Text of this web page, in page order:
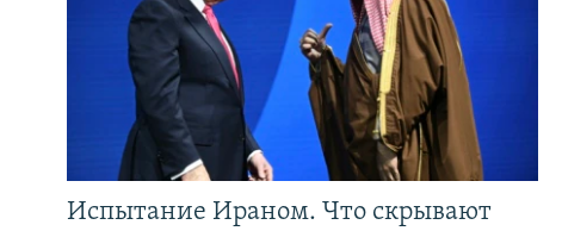
Испытание Ираном. Что скрывают